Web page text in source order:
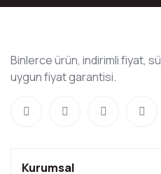
Binlerce ürün, indirimli fiyat,
uygun fiyat garantisi.
Kurumsal